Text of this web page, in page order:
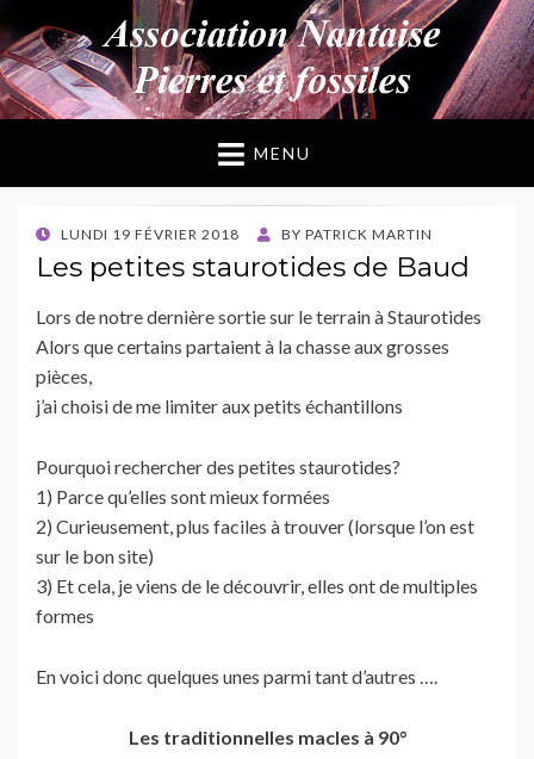
ANPF
Association Nantaise Pierres et Fossiles
MENU
POSTED
ON
LUNDI 19 FÉVRIER 2018 BY PATRICK MARTIN
Les petites staurotides de Baud
Lors de notre dernière sortie sur le terrain à Staurotides
Alors que certains partaient à la chasse aux grosses
pièces,
j’ai choisi de me limiter aux petits échantillons
Pourquoi rechercher des petites staurotides?
1) Parce qu’elles sont mieux formées
2) Curieusement, plus faciles à trouver (lorsque l’on est
sur le bon site)
3) Et cela, je viens de le découvrir, elles ont de multiples
formes
En voici donc quelques unes parmi tant d’autres ….
Les traditionnelles macles à 90°